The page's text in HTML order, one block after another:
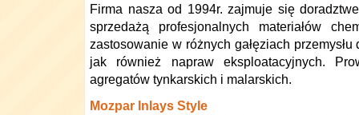
Firma nasza od 1994r. zajmuje się
sprzedażą profesjonalnych materiałów
zastosowanie w różnych gałęziach
jak również napraw eksploatacyjnych.
agregatów tynkarskich i malarskich.
Mozpar Inlays Style